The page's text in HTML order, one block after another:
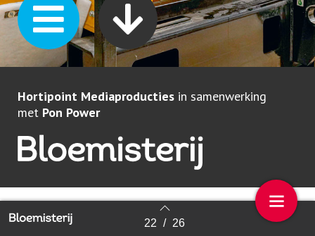
Back to index 22 / 26
Hortipoint Mediaproducties in samenwerking
met Pon Power